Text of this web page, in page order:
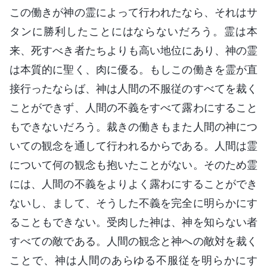
この働きが神の霊によって行われたなら、それはサ
タンに勝利したことにはならないだろう。霊は本
来、死すべき者たちよりも高い地位にあり、神の霊
は本質的に聖く、肉に優る。もしこの働きを霊が直
接行ったならば、神は人間の不服従のすべてを裁く
ことができず、人間の不義をすべて露わにすること
もできないだろう。裁きの働きもまた人間の神につ
いての観念を通して行われるからである。人間は霊
について何の観念も抱いたことがない。そのため霊
には、人間の不義をよりよく露わにすることができ
ないし、まして、そうした不義を完全に明らかにす
ることもできない。受肉した神は、神を知らない者
すべての敵である。人間の観念と神への敵対を裁く
ことで、神は人間のあらゆる不服従を明らかにす